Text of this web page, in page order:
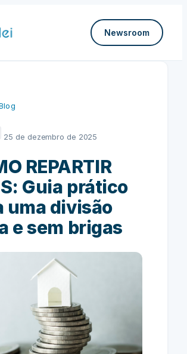
Newsroom
25 de dezembro de 2025
REPARTIR
Guia prático
uma divisão
e sem brigas